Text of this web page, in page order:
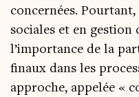
concer­nées.
sociales et en
l’importance de la
finaux dans les
approche, appe­lée «